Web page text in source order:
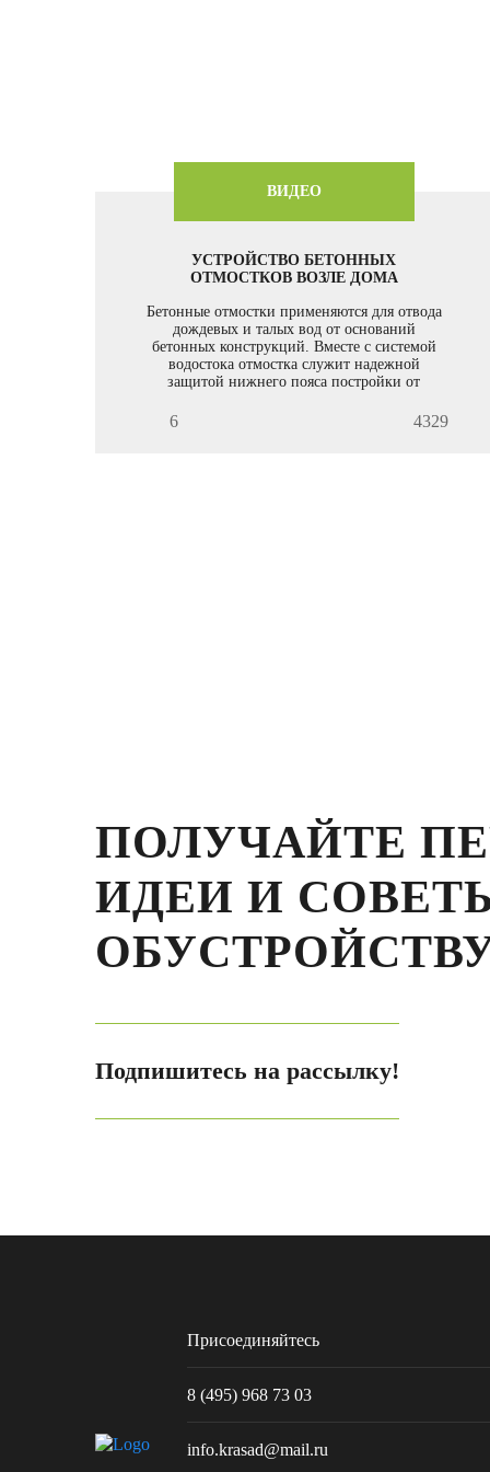
ВИДЕО
УСТРОЙСТВО БЕТОННЫХ
ОТМОСТКОВ ВОЗЛЕ ДОМА
Бетонные отмостки применяются для отвода
дождевых и талых вод от оснований
бетонных конструкций. Вместе с системой
водостока отмостка служит надежной
защитой нижнего пояса постройки от
6 4329
ПОЛУЧАЙТЕ
ИДЕИ И
Подпишитесь на рассылку!
Присоединяйтесь
8 (495) 968 73 03
info.krasad@mail.ru